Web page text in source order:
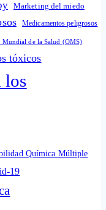
Marketing del miedo
Medicamentos peligrosos
Mundial de la Salud (OMS)
tóxicos
los
Química Múltiple
19